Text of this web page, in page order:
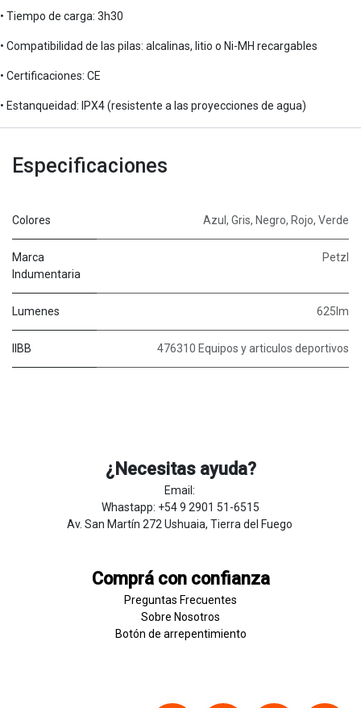
• Tiempo de carga: 3h30
• Compatibilidad de las pilas: alcalinas, litio o Ni-MH recargables
• Certificaciones: CE
• Estanqueidad: IPX4 (resistente a las proyecciones de agua)
Especificaciones
Colores Azul, Gris, Negro, Rojo, Verde
Marca
Indumentaria
Petzl
Lumenes 625lm
IIBB 476310 Equipos y articulos deportivos
¿Necesitas ayuda?
Email:
Whastapp: +54 9 2901 51-6515
Av. San Martín 272 Ushuaia, Tierra del Fuego
Comprá con confianza
Preguntas Frecuentes
Sobre Nosotros
Botón de ​arrepentim​​​iento